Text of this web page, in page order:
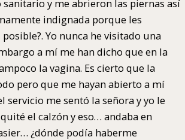
y me abrieron las piernas así
indignada porque les
Yo nunca he visitado una
a mí me han dicho que en la
la vagina. Es cierto que la
pero que me hayan abierto a mí
servicio me sentó la señora y yo le
el calzón y eso… andaba en
¿dónde podía haberme